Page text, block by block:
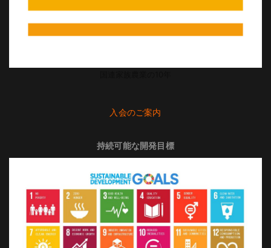
入会のご案内
持続可能な開発目標